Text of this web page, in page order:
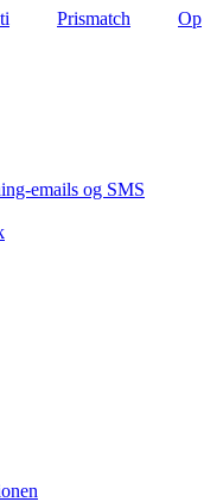
Prismatch
Op
emails og SMS